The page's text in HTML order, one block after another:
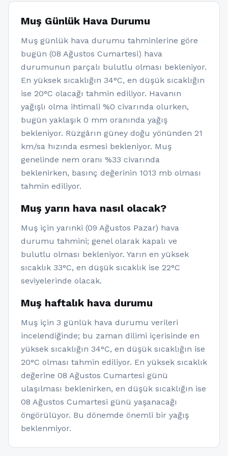
Muş Günlük Hava Durumu
Muş günlük hava durumu tahminlerine göre
bugün (08 Ağustos Cumartesi) hava
durumunun parçalı bulutlu olması bekleniyor.
En yüksek sıcaklığın 34°C, en düşük sıcaklığın
ise 20°C olacağı tahmin ediliyor. Havanın
yağışlı olma ihtimali %0 civarında olurken,
bugün yaklaşık 0 mm oranında yağış
bekleniyor. Rüzgârın güney doğu yönünden 21
km/sa hızında esmesi bekleniyor. Muş
genelinde nem oranı %33 civarında
beklenirken, basınç değerinin 1013 mb olması
tahmin ediliyor.
Muş yarın hava nasıl olacak?
Muş için yarınki (09 Ağustos Pazar) hava
durumu tahmini; genel olarak kapalı ve
bulutlu olması bekleniyor. Yarın en yüksek
sıcaklık 33°C, en düşük sıcaklık ise 22°C
seviyelerinde olacak.
Muş haftalık hava durumu
Muş için 3 günlük hava durumu verileri
incelendiğinde; bu zaman dilimi içerisinde en
yüksek sıcaklığın 34°C, en düşük sıcaklığın ise
20°C olması tahmin ediliyor. En yüksek sıcaklık
değerine 08 Ağustos Cumartesi günü
ulaşılması beklenirken, en düşük sıcaklığın ise
08 Ağustos Cumartesi günü yaşanacağı
öngörülüyor. Bu dönemde önemli bir yağış
beklenmiyor.